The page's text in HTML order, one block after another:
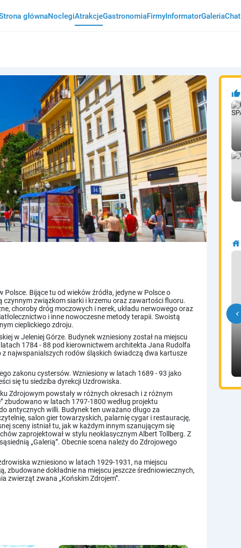
głównaNoclegiAtrakcjeGastronomiaFirmyInformatorGaleriaChat
Bijące tu od wieków źródła, jedyne w Polsce o
związkom siarki i krzemu oraz zawartości fluoru.
choroby dróg moczowych i nerek, układu nerwowego oraz
i inne nowoczesne metody terapii. Swoistą
cieplickiego zdroju.
w Jeleniej Górze. Budynek wzniesiony został na miejscu
1784 - 88 pod kierownictwem architekta Jana Rudolfa
najwspanialszych rodów śląskich świadczą dwa kartusze
zakonu cystersów. Wzniesiony w latach 1689 - 93 jako
się tu siedziba dyrekcji Uzdrowiska.
Zdrojowym powstały w różnych okresach i z różnym
zbudowano w latach 1797-1800 według projektu
antycznych willi. Budynek ten uważano długo za
salon gier towarzyskich, palarnię cygar i restaurację,
sceny istniał tu, jak w każdym innym szanującym się
zaprojektował w stylu neoklasycznym Albert Tollberg. Z
„Galerią”. Obecnie scena należy do Zdrojowego
wzniesiono w latach 1929-1931, na miejscu
dokładnie na miejscu jeszcze średniowiecznych,
zwierząt zwana „Końskim Zdrojem”.
thumb_up
house
chevron_left